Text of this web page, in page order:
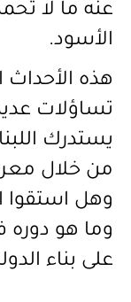
عنه ما لا
الأسود.
هذه الأحداث
تساؤلات
يستدرك
من خلال
وهل استقوا
وما هو
على بناء